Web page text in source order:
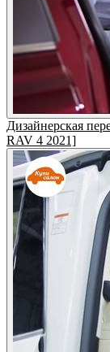
Дизайнерская
RAV 4 2021]